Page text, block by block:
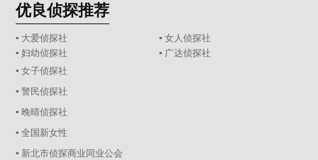
优良侦探推荐
▪ 大爱侦探社
▪ 女人侦探社
▪ 妇幼侦探社
▪ 广达侦探社
▪ 女子侦探社
▪ 警民侦探社
▪ 晚晴侦探社
▪ 全国新女性
▪ 新北市侦探商业同业公会